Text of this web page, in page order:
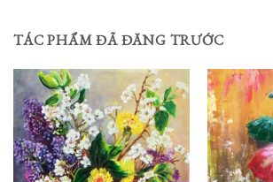
TÁC PHẨM ĐÃ ĐĂNG TRƯỚC